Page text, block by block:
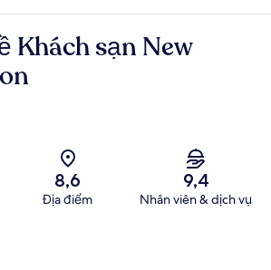
Khách sạn New
8,6
Địa điểm
9,4
Nhân viên & dịch vụ